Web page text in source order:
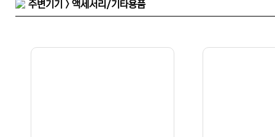
주변기기 > 액세서리/기타용품